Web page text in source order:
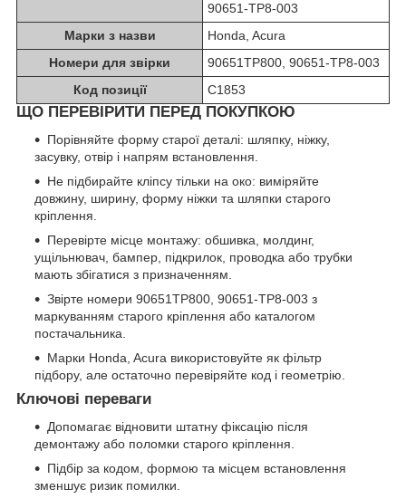
90651-TP8-003
Марки з назви
Honda, Acura
Номери для звірки
90651TP800, 90651-TP8-003
Код позиції
C1853
ЩО ПЕРЕВІРИТИ ПЕРЕД ПОКУПКОЮ
Порівняйте форму старої деталі: шляпку, ніжку,
засувку, отвір і напрям встановлення.
Не підбирайте кліпсу тільки на око: виміряйте
довжину, ширину, форму ніжки та шляпки старого
кріплення.
Перевірте місце монтажу: обшивка, молдинг,
ущільнювач, бампер, підкрилок, проводка або трубки
мають збігатися з призначенням.
Звірте номери 90651TP800, 90651-TP8-003 з
маркуванням старого кріплення або каталогом
постачальника.
Марки Honda, Acura використовуйте як фільтр
підбору, але остаточно перевіряйте код і геометрію.
Ключові переваги
Допомагає відновити штатну фіксацію після
демонтажу або поломки старого кріплення.
Підбір за кодом, формою та місцем встановлення
зменшує ризик помилки.